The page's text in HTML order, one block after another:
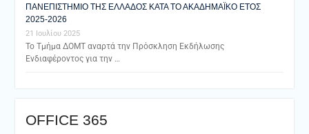
ΠΑΝΕΠΙΣΤΗΜΙΟ ΤΗΣ ΕΛΛΑΔΟΣ ΚΑΤΑ ΤΟ ΑΚΑΔΗΜΑΪΚΟ ΕΤΟΣ
2025-2026
21 Ιουλίου 2025
Το Τμήμα ΔΟΜΤ αναρτά την Πρόσκληση Εκδήλωσης
Ενδιαφέροντος για την …
ΟFFICE 365